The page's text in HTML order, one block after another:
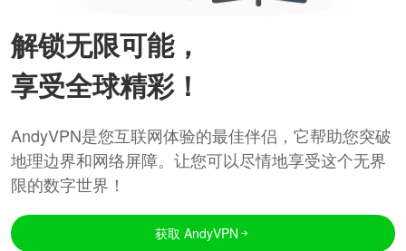
解锁无限可能，
享受全球精彩！
AndyVPN是您互联网体验的最佳伴侣，它帮助您突破
地理边界和网络屏障。让您可以尽情地享受这个无界
限的数字世界！
获取 AndyVPN